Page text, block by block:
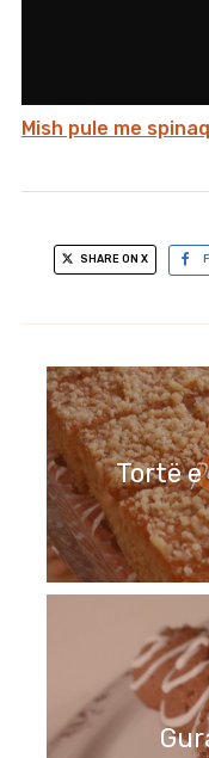
Mish pule me spinaq
SHARE ON X
Tortë